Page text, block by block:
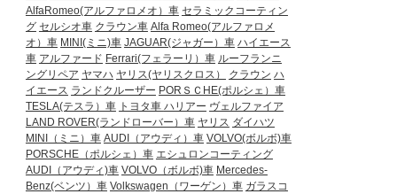
AlfaRomeo(アルファロメオ）車 セラミックコーティン
グ セルシオ車 クラウン車 Alfa Romeo(アルファロメ
オ）車 MINI(ミニ)車 JAGUAR(ジャガー）車 ハイエース
車 アルファード Ferrari(フェラーリ）車 ルーフランニ
ングリペア ヤマハ ヤリス(ヤリスクロス） クラウン ハ
イエース ランドクルーザー PORＳＣHE(ポルシェ）車
TESLA(テスラ）車 トヨタ車 ハリアー ヴェルファイア
LAND ROVER(ランドローバー）車 ヤリス ダイハツ
MINI（ミニ）車 AUDI（アウディ）車 VOLVO(ボルボ)車
PORSCHE（ポルシェ）車 エシュロンコーティング
AUDI（アウディ)車 VOLVO（ボルボ)車 Mercedes-
Benz(ベンツ）車 Volkswagen（ワーゲン）車 ガラスコ